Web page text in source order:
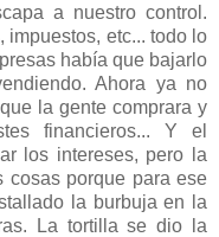
a nuestro control.
impuestos, etc... todo lo
había que bajarlo
Ahora ya no
la gente comprara y
financieros... Y el
los intereses, pero la
cosas porque para ese
la burbuja en la
La tortilla se dio la